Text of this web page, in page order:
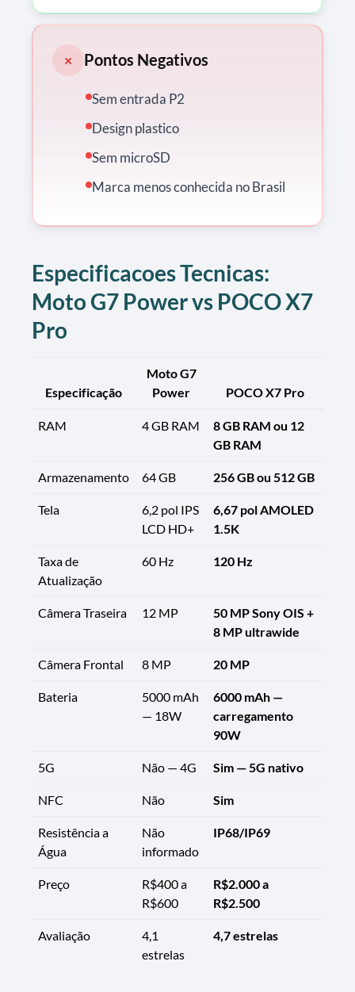
× Pontos Negativos
Sem entrada P2
Design plastico
Sem microSD
Marca menos conhecida no Brasil
Especificacoes Tecnicas:
Moto G7 Power vs POCO X7
Pro
Especificação
Moto G7
Power
POCO X7 Pro
RAM 4 GB RAM
8 GB RAM ou 12
GB RAM
Armazenamento 64 GB 256 GB ou 512 GB
Tela
6,2 pol IPS
LCD HD+
6,67 pol AMOLED
1.5K
Taxa de
Atualização
60 Hz 120 Hz
Câmera Traseira 12 MP
50 MP Sony OIS +
8 MP ultrawide
Câmera Frontal 8 MP 20 MP
Bateria
5000 mAh
— 18W
6000 mAh —
carregamento
90W
5G Não — 4G Sim — 5G nativo
NFC Não Sim
Resistência a
Água
Não
informado
IP68/IP69
Preço
R$400 a
R$600
R$2.000 a
R$2.500
Avaliação
4,1
estrelas
4,7 estrelas